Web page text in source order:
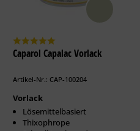
Caparol Capalac Vorlack
Artikel-Nr.: CAP-100204
Vorlack
Lösemittelbasiert
Thixophrope